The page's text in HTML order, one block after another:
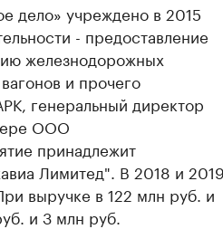
дело» учреждено в 2015
- предоставление
железнодорожных
и прочего
генеральный директор
ООО
принадлежит
Лимитед". В 2018 и 2019
выручке в 122 млн руб. и
и 3 млн руб.